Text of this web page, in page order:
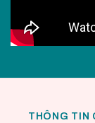
THÔNG TIN